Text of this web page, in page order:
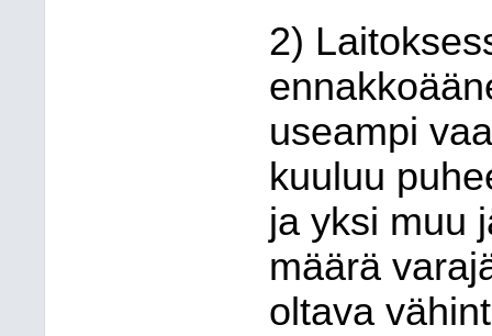
2)
useampi
kuuluu
ja yksi muu
määrä
oltava